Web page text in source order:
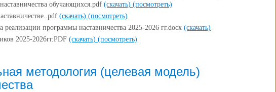
обучающихся.pdf (скачать) (посмотреть)
(скачать) (посмотреть)
реализации программы наставничества 2025-2026 гг.docx (скачать)
2025-2026гг.PDF (скачать) (посмотреть)
методология (целевая модель)